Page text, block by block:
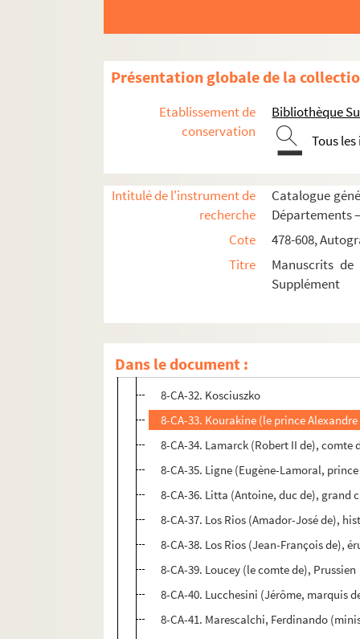
Présentation globale de la
Etablissement de
conservation
Bibliothèque
Tous
Intitulé de l'instrument de
recherche
Catalogue
Départements
Cote
478-608,
Titre
Manuscrits
Supplément
Dans le document :
8-CA-19. Fabricius, conseiller de
8-CA-21. Ferrette (le bailli de), ministre
8-CA-22. Gneisenau (le comte de),
8-CA-23. Golowkin (le comte Gabriel),
8-CA-24. Haïti (deux lettres de deux
8-CA-25. Hawkesbury (le comte),
8-CA-26. Heideck (le baron d')
8-CA-27. Holland (Henri Fox, premier
8-CA-28. Huskisson (William), homme
8-CA-29. Inginac (le général),
8-CA-30. Juste (le baron de)
8-CA-31. Knobendorff (le baron de)
8-CA-32. Kosciuszko
8-CA-33. Kourakine (le prince
8-CA-34. Lamarck (Robert II de),
8-CA-35. Ligne (Eugène-Lamoral,
8-CA-36. Litta (Antoine, duc de),
8-CA-37. Los Rios (Amador-José de),
8-CA-38. Los Rios (Jean-François de),
8-CA-39. Loucey (le comte de), Prussien
8-CA-40. Lucchesini (Jérôme, marquis
8-CA-41. Marescalchi, Ferdinando